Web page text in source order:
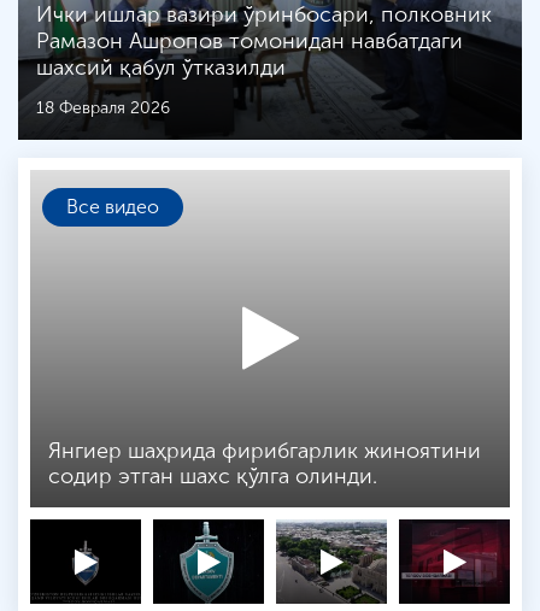
Ички ишлар вазири ўринбосари, полковник
Рамазон Ашропов томонидан навбатдаги
шахсий қабул ўтказилди
18 Февраля 2026
Все видео
Янгиер шаҳрида фирибгарлик жиноятини
содир этган шахс қўлга олинди.